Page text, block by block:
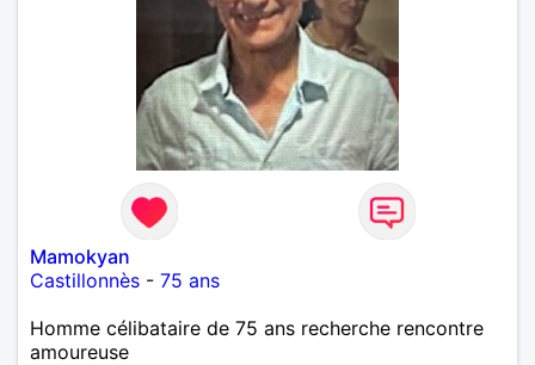
Mamokyan
Castillonnès - 75 ans
Homme célibataire de 75 ans recherche rencontre
amoureuse